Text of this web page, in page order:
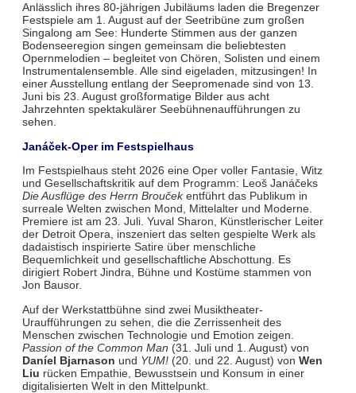
Anlässlich ihres 80-jährigen Jubiläums laden die Bregenzer
Festspiele am 1. August auf der Seetribüne zum großen
Singalong am See: Hunderte Stimmen aus der ganzen
Bodenseeregion singen gemeinsam die beliebtesten
Opernmelodien – begleitet von Chören, Solisten und einem
Instrumentalensemble. Alle sind eigeladen, mitzusingen! In
einer Ausstellung entlang der Seepromenade sind von 13.
Juni bis 23. August großformatige Bilder aus acht
Jahrzehnten spektakulärer Seebühnenaufführungen zu
sehen.
Janáček-Oper im Festspielhaus
Im Festspielhaus steht 2026 eine Oper voller Fantasie, Witz
und Gesellschaftskritik auf dem Programm: Leoš Janáčeks
Die Ausflüge des Herrn Broučekentführt das Publikum in
surreale Welten zwischen Mond, Mittelalter und Moderne.
Premiere ist am 23. Juli. Yuval Sharon, Künstlerischer Leiter
der Detroit Opera, inszeniert das selten gespielte Werk als
dadaistisch inspirierte Satire über menschliche
Bequemlichkeit und gesellschaftliche Abschottung. Es
dirigiert Robert Jindra, Bühne und Kostüme stammen von
Jon Bausor.
Auf der Werkstattbühne sind zwei Musiktheater-
Uraufführungen zu sehen, die die Zerrissenheit des
Menschen zwischen Technologie und Emotion zeigen.
Passion of the Common Man (31. Juli und 1. August) von
Daníel Bjarnason und YUM!(20. und 22. August) von Wen
Liu rücken Empathie, Bewusstsein und Konsum in einer
digitalisierten Welt in den Mittelpunkt.